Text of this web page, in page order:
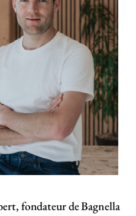
fondateur de Bagnella